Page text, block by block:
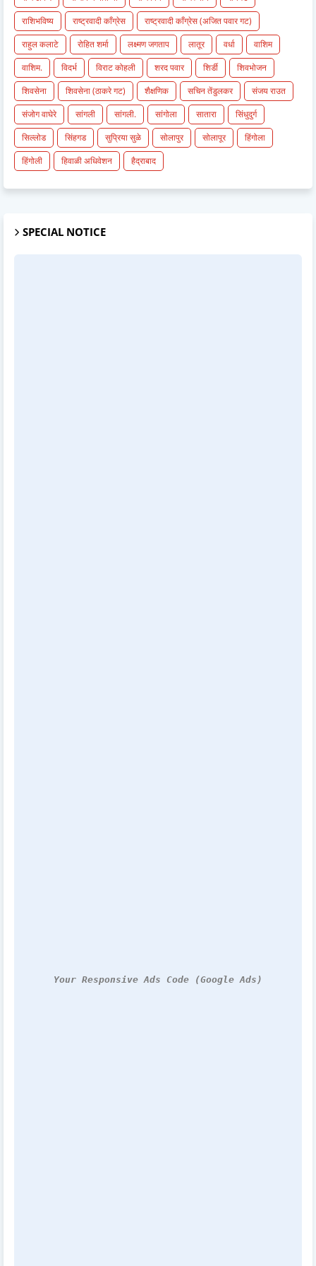
राशिभविष्य
राष्ट्रवादी काँग्रेस
राष्ट्रवादी काँग्रेस (अजित पवार गट)
राहुल कलाटे
रोहित शर्मा लक्ष्मण जगताप लातूर वर्धा
वाशिम
वाशिम.
विदर्भ विराट कोहली शरद पवार शिर्डी
शिवभोजन
शिवसेना
शिवसेना (ठाकरे गट) शैक्षणिक सचिन तेंडुलकर
संजय राउत
संजोग वाघेरे
सांगली सांगली. सांगोला सातारा
सिंधुदुर्ग
सिल्लोड
सिंहगड सुप्रिया सुळे सोलापुर सोलापूर
हिंगोला
हिंगोली
हिवाळी अधिवेशन हैद्राबाद
SPECIAL NOTICE
Your Responsive Ads Code (Google Ads)